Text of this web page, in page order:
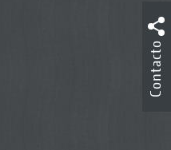
Contacto